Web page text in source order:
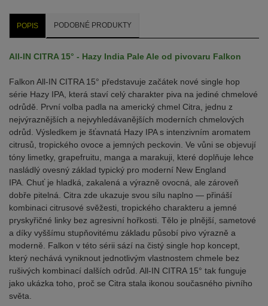
POPIS PODOBNÉ PRODUKTY
All-IN CITRA 15° - Hazy India Pale Ale od pivovaru Falkon
Falkon All-IN CITRA 15° představuje začátek nové single hop
série Hazy IPA, která staví celý charakter piva na jediné chmelové
odrůdě. První volba padla na americký chmel Citra, jednu z
nejvýraznějších a nejvyhledávanějších moderních chmelových
odrůd. Výsledkem je šťavnatá Hazy IPA s intenzivním aromatem
citrusů, tropického ovoce a jemných peckovin. Ve vůni se objevují
tóny limetky, grapefruitu, manga a marakuji, které doplňuje lehce
nasládlý ovesný základ typický pro moderní New England
IPA. Chuť je hladká, zakalená a výrazně ovocná, ale zároveň
dobře pitelná. Citra zde ukazuje svou sílu naplno — přináší
kombinaci citrusové svěžesti, tropického charakteru a jemné
pryskyřičné linky bez agresivní hořkosti. Tělo je plnější, sametové
a díky vyššímu stupňovitému základu působí pivo výrazně a
moderně. Falkon v této sérii sází na čistý single hop koncept,
který nechává vyniknout jednotlivým vlastnostem chmele bez
rušivých kombinací dalších odrůd. All-IN CITRA 15° tak funguje
jako ukázka toho, proč se Citra stala ikonou současného pivního
světa.